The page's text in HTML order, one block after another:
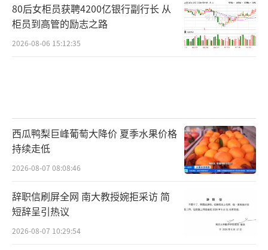
80后女柜员获聘4200亿银行副行长 从
柜员到高管的励志之路
2026-08-06 15:12:35
西瓜鸭梨巨峰葡萄大降价 夏季水果价格
持续走低
2026-08-07 08:08:46
辞职信刷屏全网 南大教授婉拒采访 简
短辞呈引热议
2026-08-07 10:29:54